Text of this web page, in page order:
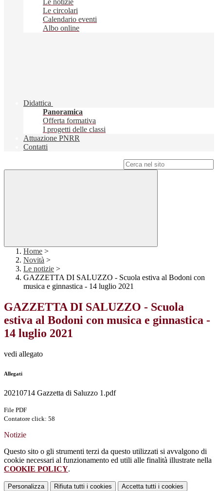
Le notizie
Le circolari
Calendario eventi
Albo online
Didattica
Panoramica
Offerta formativa
I progetti delle classi
Attuazione PNRR
Contatti
Home >
Novità >
Le notizie >
GAZZETTA DI SALUZZO - Scuola estiva al Bodoni con
musica e ginnastica - 14 luglio 2021
GAZZETTA DI SALUZZO - Scuola
estiva al Bodoni con musica e ginnastica -
14 luglio 2021
vedi allegato
Allegati
20210714 Gazzetta di Saluzzo 1.pdf
File PDF
Contatore click: 58
Notizie
Questo sito o gli strumenti terzi da questo utilizzati si avvalgono di
cookie necessari al funzionamento ed utili alle finalità illustrate nella
COOKIE POLICY.
Personalizza Rifiuta tutti i cookies Accetta tutti i cookies